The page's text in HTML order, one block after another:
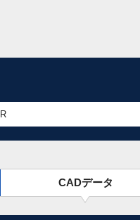
CADデータ